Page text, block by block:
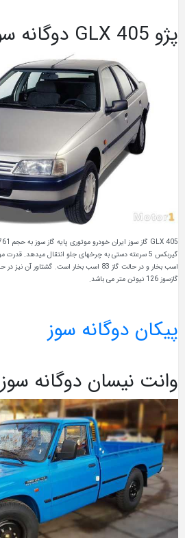
پژو 405 GLX دوگانه سوز
گازسوز 126 نیوتن متر می باشد.
پیکان دوگانه سوز
وانت نیسان دوگانه سوز